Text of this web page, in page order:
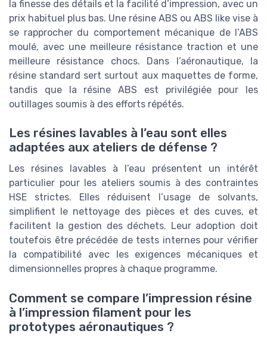
la finesse des détails et la facilité d’impression, avec un
prix habituel plus bas. Une résine ABS ou ABS like vise à
se rapprocher du comportement mécanique de l’ABS
moulé, avec une meilleure résistance traction et une
meilleure résistance chocs. Dans l’aéronautique, la
résine standard sert surtout aux maquettes de forme,
tandis que la résine ABS est privilégiée pour les
outillages soumis à des efforts répétés.
Les résines lavables à l’eau sont elles
adaptées aux ateliers de défense ?
Les résines lavables à l’eau présentent un intérêt
particulier pour les ateliers soumis à des contraintes
HSE strictes. Elles réduisent l’usage de solvants,
simplifient le nettoyage des pièces et des cuves, et
facilitent la gestion des déchets. Leur adoption doit
toutefois être précédée de tests internes pour vérifier
la compatibilité avec les exigences mécaniques et
dimensionnelles propres à chaque programme.
Comment se compare l’impression résine
à l’impression filament pour les
prototypes aéronautiques ?